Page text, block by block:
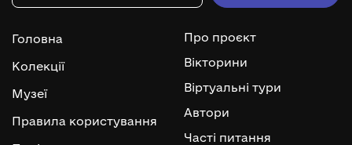
Головна
Колекції
Музеї
Правила користування
Про проєкт
Вікторини
Віртуальні тури
Автори
Часті питання